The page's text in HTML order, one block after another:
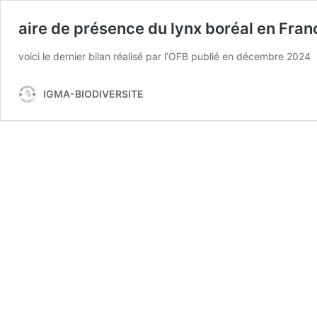
aire de présence du lynx boréal en
voici le dernier bilan réalisé par l’OFB publié en décembre 2024
IGMA-BIODIVERSITE